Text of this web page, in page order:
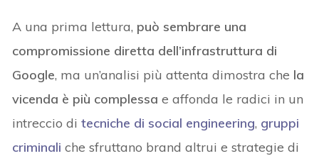
A una prima lettura, può sembrare una
compromissione diretta dell’infrastruttura di
Google, ma un’analisi più attenta dimostra che la
vicenda è più complessa e affonda le radici in un
intreccio ditecniche di social engineering, gruppi
criminali che sfruttano brand altrui e strategie di